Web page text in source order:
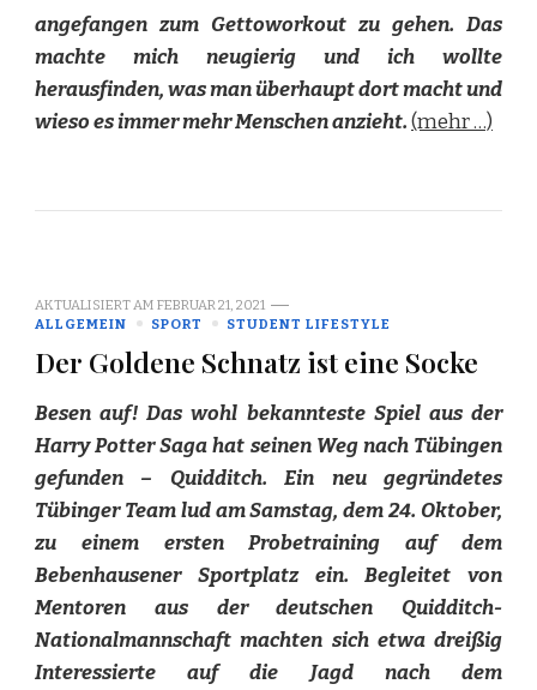
angefangen zum Gettoworkout zu gehen. Das
machte mich neugierig und ich wollte
herausfinden, was man überhaupt dort macht und
wieso es immer mehr Menschen anzieht.(mehr …)
AKTUALISIERT AM FEBRUAR 21, 2021
ALLGEMEIN
SPORT STUDENT LIFESTYLE
Der Goldene Schnatz ist eine Socke
Besen auf! Das wohl bekannteste Spiel aus der
Harry Potter Saga hat seinen Weg nach Tübingen
gefunden – Quidditch. Ein neu gegründetes
Tübinger Team lud am Samstag, dem 24. Oktober,
zu einem ersten Probetraining auf dem
Bebenhausener Sportplatz ein. Begleitet von
Mentoren aus der deutschen Quidditch-
Nationalmannschaft machten sich etwa dreißig
Interessierte auf die Jagd nach dem